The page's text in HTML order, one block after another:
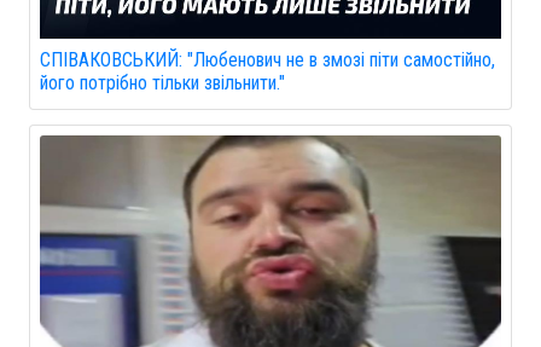
СПІВАКОВСЬКИЙ: "Любенович не в змозі піти самостійно,
його потрібно тільки звільнити."